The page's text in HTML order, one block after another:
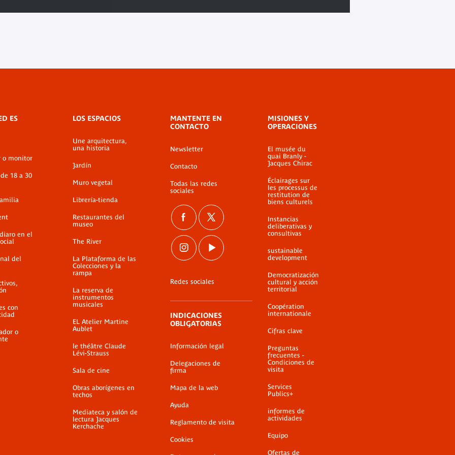
ES
o monitor
18 a 30
en el
del
con
o
LOS ESPACIOS
Une arquitectura,
una historia
Jardín
Muro vegetal
Librería-tienda
Restaurantes del
museo
The River
La Plataforma de las
Colecciones y la
rampa
La reserva de
instrumentos
musicales
EL Atelier Martine
Aublet
le théâtre Claude
Lévi-Strauss
Sala de cine
Obras aborígenes en
techos
Mediateca y salón de
lectura Jacques
Kerchache
MANTENTE EN
CONTACTO
Newsletter
Contacto
Todas las redes
sociales
Redes sociales
INDICACIONES
OBLIGATORIAS
Información legal
Delegaciones de
firma
Mapa de la web
Ayuda
Reglamento de visita
Cookies
MISIONES Y
OPERACIONES
El musée du
quai Branly -
Jacques Chirac
Éclairages sur
les processus de
restitution de
biens culturels
Instancias
deliberativas y
consultivas
sustainable
development
Democratización
cultural y acción
territorial
Coopération
internationale
Cifras clave
Preguntas
frecuentes -
Condiciones de
visita
Services
Publics+
informes de
actividades
Equipo
Ofertas de